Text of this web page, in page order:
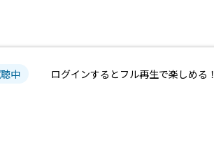
中 ログインするとフル再生で楽しめる！